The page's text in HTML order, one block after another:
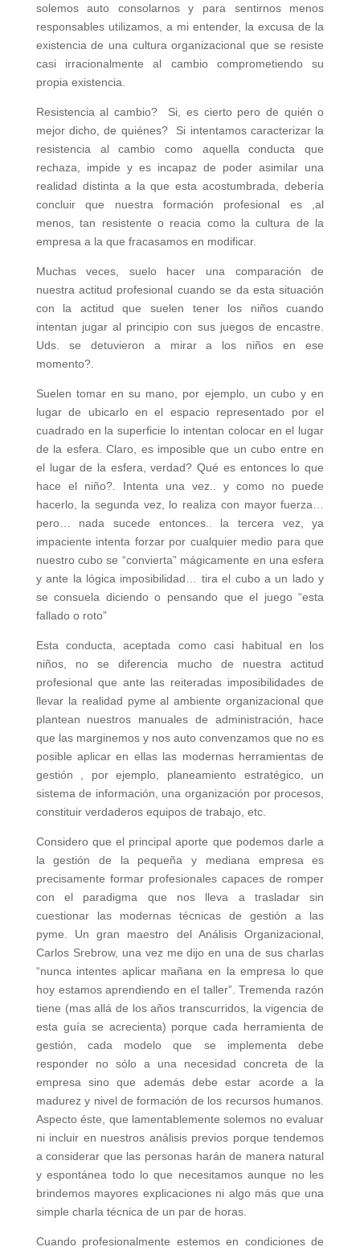
solemos auto consolarnos y para sentirnos menos
responsables utilizamos, a mi entender, la excusa de la
existencia de una cultura organizacional que se resiste
casi irracionalmente al cambio comprometiendo su
propia existencia.
Resistencia al cambio? Si, es cierto pero de quién o
mejor dicho, de quiénes? Si intentamos caracterizar la
resistencia al cambio como aquella conducta que
rechaza, impide y es incapaz de poder asimilar una
realidad distinta a la que esta acostumbrada, debería
concluir que nuestra formación profesional es ,al
menos, tan resistente o reacia como la cultura de la
empresa a la que fracasamos en modificar.
Muchas veces, suelo hacer una comparación de
nuestra actitud profesional cuando se da esta situación
con la actitud que suelen tener los niños cuando
intentan jugar al principio con sus juegos de encastre.
Uds. se detuvieron a mirar a los niños en ese
momento?.
Suelen tomar en su mano, por ejemplo, un cubo y en
lugar de ubicarlo en el espacio representado por el
cuadrado en la superficie lo intentan colocar en el lugar
de la esfera. Claro, es imposible que un cubo entre en
el lugar de la esfera, verdad? Qué es entonces lo que
hace el niño?. Intenta una vez.. y como no puede
hacerlo, la segunda vez, lo realiza con mayor fuerza…
pero… nada sucede entonces.. la tercera vez, ya
impaciente intenta forzar por cualquier medio para que
nuestro cubo se “convierta” mágicamente en una esfera
y ante la lógica imposibilidad… tira el cubo a un lado y
se consuela diciendo o pensando que el juego “esta
fallado o roto”
Esta conducta, aceptada como casi habitual en los
niños, no se diferencia mucho de nuestra actitud
profesional que ante las reiteradas imposibilidades de
llevar la realidad pyme al ambiente organizacional que
plantean nuestros manuales de administración, hace
que las marginemos y nos auto convenzamos que no es
posible aplicar en ellas las modernas herramientas de
gestión , por ejemplo, planeamiento estratégico, un
sistema de información, una organización por procesos,
constituir verdaderos equipos de trabajo, etc.
Considero que el principal aporte que podemos darle a
la gestión de la pequeña y mediana empresa es
precisamente formar profesionales capaces de romper
con el paradigma que nos lleva a trasladar sin
cuestionar las modernas técnicas de gestión a las
pyme. Un gran maestro del Análisis Organizacional,
Carlos Srebrow, una vez me dijo en una de sus charlas
“nunca intentes aplicar mañana en la empresa lo que
hoy estamos aprendiendo en el taller”. Tremenda razón
tiene (mas allá de los años transcurridos, la vigencia de
esta guía se acrecienta) porque cada herramienta de
gestión, cada modelo que se implementa debe
responder no sólo a una necesidad concreta de la
empresa sino que además debe estar acorde a la
madurez y nivel de formación de los recursos humanos.
Aspecto éste, que lamentablemente solemos no evaluar
ni incluir en nuestros análisis previos porque tendemos
a considerar que las personas harán de manera natural
y espontánea todo lo que necesitamos aunque no les
brindemos mayores explicaciones ni algo más que una
simple charla técnica de un par de horas.
Cuando profesionalmente estemos en condiciones de